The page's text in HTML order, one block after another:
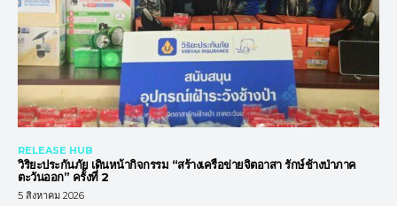
RELEASE HUB
วิริยะประกันภัย เดินหน้ากิจกรรม “สร้างเครือข่ายจิตอาสา รักษ์ช้างป่าภาค
ตะวันออก” ครั้งที่ 2
5 สิงหาคม 2026